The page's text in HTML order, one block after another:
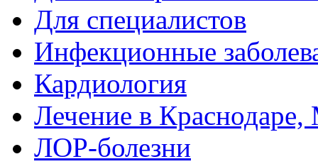
Для специалистов
Инфекционные
Кардиология
Лечение в
ЛОР-болезни